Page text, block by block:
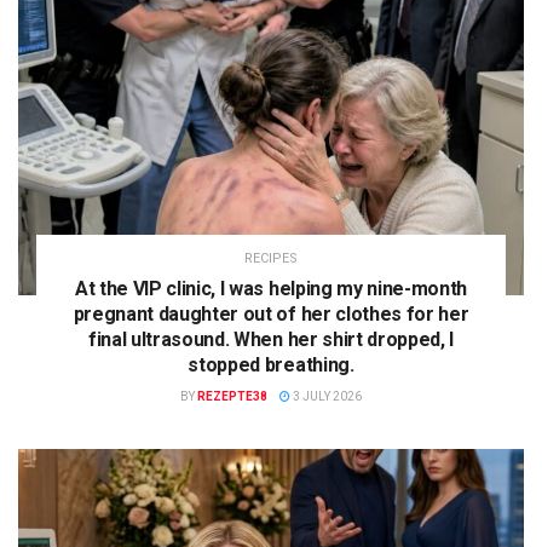
RECIPES
At the VIP clinic, I was helping my nine-month
pregnant daughter out of her clothes for her
final ultrasound. When her shirt dropped, I
stopped breathing.
BY REZEPTE38 3 JULY 2026